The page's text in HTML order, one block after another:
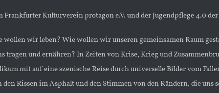
Frankfurter Kulturverein protagon e.V. und der Jugendpflege 4.0
wollen wir leben? Wie wollen wir unseren gemeinsamen Raum
tragen und ernähren? In Zeiten von Krise, Krieg und
mit auf eine szenische Reise durch universelle Bilder vom
Rissen im Asphalt und den Stimmen von den Rändern, die uns